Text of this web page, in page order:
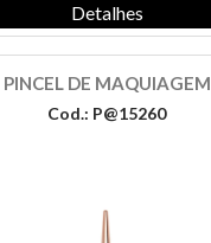
Detalhes
PINCEL DE MAQUIAGEM
Cod.: P@15260